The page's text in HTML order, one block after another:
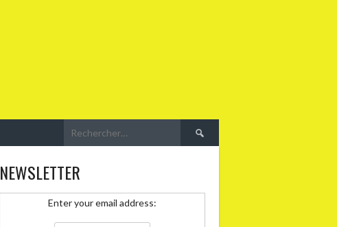
Rechercher :
NEWSLETTER
Enter your email address: